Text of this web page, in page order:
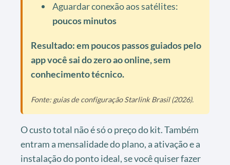
Aguardar conexão aos satélites:
poucos minutos
Resultado: em poucos passos guiados pelo
app você sai do zero ao online, sem
conhecimento técnico.
Fonte: guias de configuração Starlink Brasil (2026).
O custo total não é só o preço do kit. Também
entram a mensalidade do plano, a ativação e a
instalação do ponto ideal, se você quiser fazer